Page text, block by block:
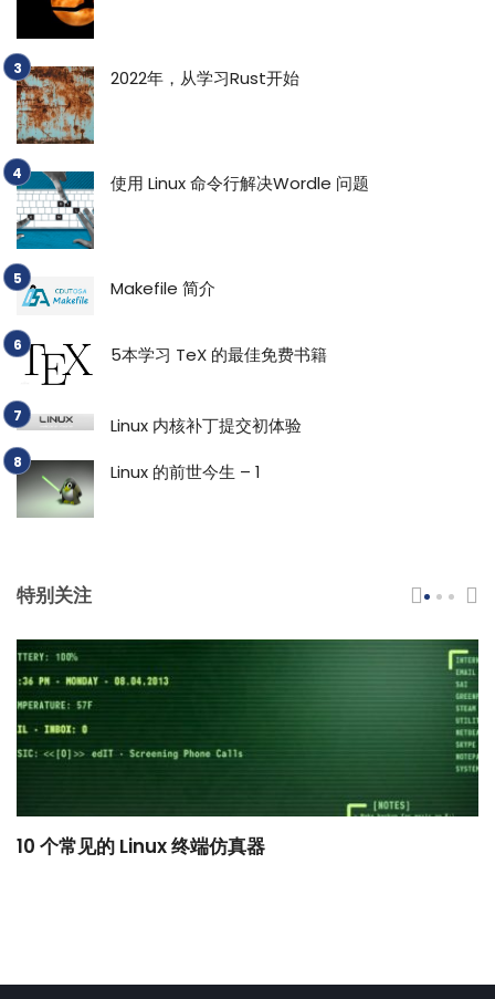
2022年，从学习Rust开始
使用 Linux 命令行解决Wordle 问题
Makefile 简介
5本学习 TeX 的最佳免费书籍
Linux 内核补丁提交初体验
Linux 的前世今生 – 1
特别关注
10 个常见的 Linux 终端仿真器